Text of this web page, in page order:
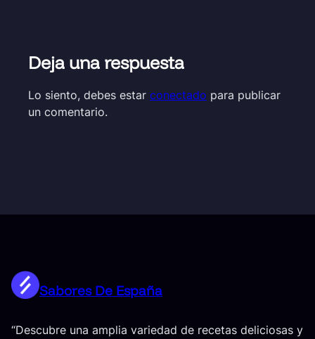
Deja una respuesta
Lo siento, debes estar conectado para publicar
un comentario.
Sabores De España
“Descubre una amplia variedad de recetas deliciosas y